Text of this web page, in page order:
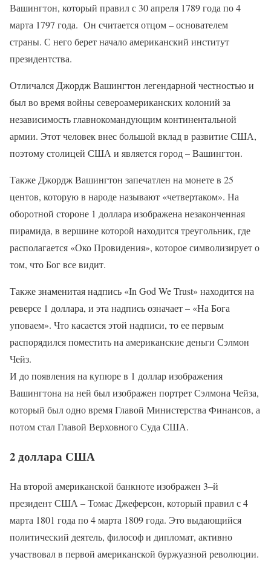
Вашингтон, который правил с 30 апреля 1789 года по 4
марта 1797 года. Он считается отцом – основателем
страны. С него берет начало американский институт
президентства.
Отличался Джордж Вашингтон легендарной честностью и
был во время войны североамериканских колоний за
независимость главнокомандующим континентальной
армии. Этот человек внес большой вклад в развитие США,
поэтому столицей США и является город – Вашингтон.
Также Джордж Вашингтон запечатлен на монете в 25
центов, которую в народе называют «четвертаком». На
оборотной стороне 1 доллара изображена незаконченная
пирамида, в вершине которой находится треугольник, где
располагается «Око Провидения», которое символизирует о
том, что Бог все видит.
Также знаменитая надпись «In God We Trust» находится на
реверсе 1 доллара, и эта надпись означает – «На Бога
уповаем». Что касается этой надписи, то ее первым
распорядился поместить на американские деньги Сэлмон
Чейз.
И до появления на купюре в 1 доллар изображения
Вашингтона на ней был изображен портрет Сэлмона Чейза,
который был одно время Главой Министерства Финансов, а
потом стал Главой Верховного Суда США.
2 доллара США
На второй американской банкноте изображен 3–й
президент США – Томас Джеферсон, который правил с 4
марта 1801 года по 4 марта 1809 года. Это выдающийся
политический деятель, философ и дипломат, активно
участвовал в первой американской буржуазной революции.